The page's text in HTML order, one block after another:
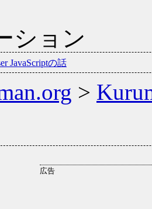
ション
JavaScriptの話
>